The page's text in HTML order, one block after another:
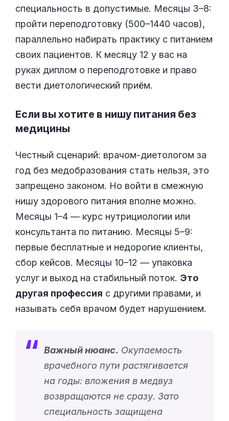
специальность в допустимые. Месяцы 3–8:
пройти переподготовку (500–1440 часов),
параллельно набирать практику с питанием
своих пациентов. К месяцу 12 у вас на
руках диплом о переподготовке и право
вести диетологический приём.
Если вы хотите в нишу питания без
медицины
Честный сценарий: врачом-диетологом за
год без медобразования стать нельзя, это
запрещено законом. Но войти в смежную
нишу здорового питания вполне можно.
Месяцы 1–4 — курс нутрициологии или
консультанта по питанию. Месяцы 5–9:
первые бесплатные и недорогие клиенты,
сбор кейсов. Месяцы 10–12 — упаковка
услуг и выход на стабильный поток. Это
другая профессия с другими правами, и
называть себя врачом будет нарушением.
Важный нюанс. Окупаемость
врачебного пути растягивается
на годы: вложения в медвуз
возвращаются не сразу. Зато
специальность защищена